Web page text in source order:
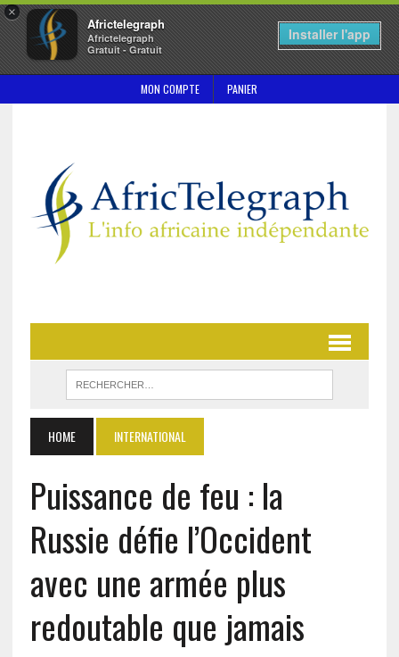
×
Africtelegraph
Africtelegraph
Gratuit - Gratuit
Installer l'app
MON COMPTE PANIER
HOME INTERNATIONAL
Puissance de feu : la
Russie défie l’Occident
avec une armée plus
redoutable que jamais